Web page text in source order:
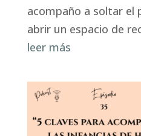
acompaño a soltar el
abrir un espacio de
leer más